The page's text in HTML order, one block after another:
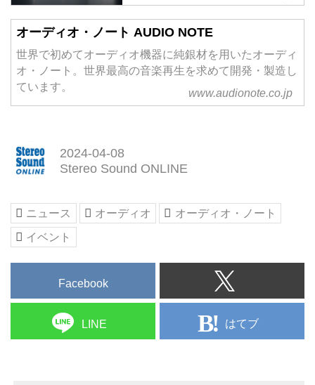
オーディオ・ノート AUDIO NOTE
世界で初めてオーディオ機器に純銀材を用いたオーディ
オ・ノート。世界最高の音楽再生を求めて開発・製造し
ています。
www.audionote.co.jp
2024-04-08
Stereo Sound ONLINE
ニュース オーディオ
オーディオ・ノート
イベント
Facebook
LINE はてブ